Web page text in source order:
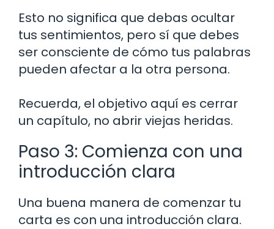
Esto no significa que debas ocultar
tus sentimientos, pero sí que debes
ser consciente de cómo tus palabras
pueden afectar a la otra persona.
Recuerda, el objetivo aquí es cerrar
un capítulo, no abrir viejas heridas.
Paso 3: Comienza con una
introducción clara
Una buena manera de comenzar tu
carta es con una introducción clara.